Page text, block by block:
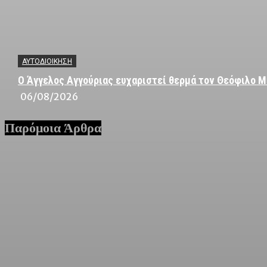
ΑΥΤΟΔΙΟΙΚΗΣΗ
Ο Άγγελος Αγγούριας ευχαριστεί θερμά τον Θεόφιλο
06/08/2026
Παρόμοια Άρθρα